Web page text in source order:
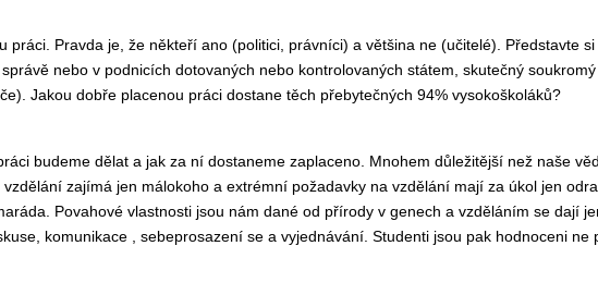
Pravda je, že někteří ano (politici, právníci) a většina ne (učitelé). Představte
nebo v podnicích dotovaných nebo kontrolovaných státem, skutečný
Jakou dobře placenou práci dostane těch přebytečných 94% vysokoškoláků?
budeme dělat a jak za ní dostaneme zaplaceno. Mnohem důležitější než naše
zajímá jen málokoho a extrémní požadavky na vzdělání mají za úkol jen
Povahové vlastnosti jsou nám dané od přírody v genech a vzděláním se dají
komunikace , sebeprosazení se a vyjednávání. Studenti jsou pak hodnoceni